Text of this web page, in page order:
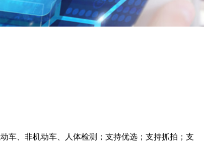
车、非机动车、人体检测；支持优选；支持抓拍；支